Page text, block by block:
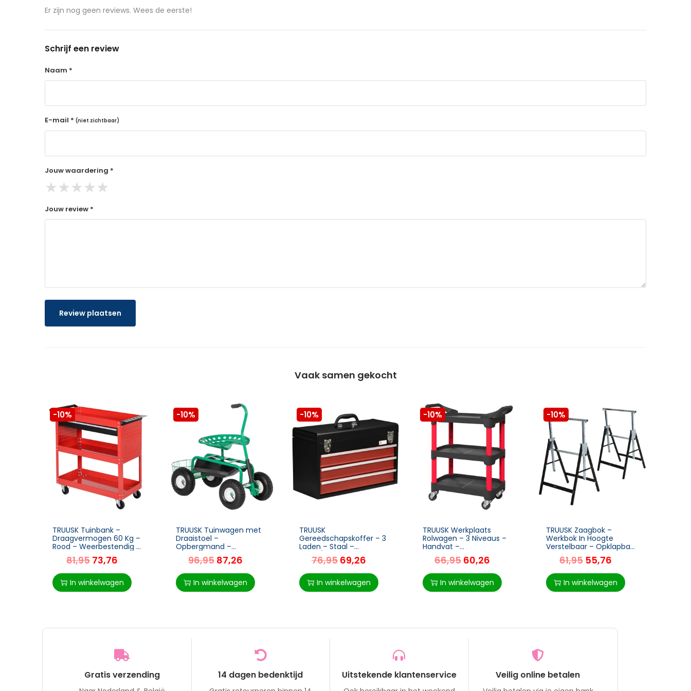
aangeschafte product terug naar de koper.
14 dagen retourtermijn
Binnen 14 dagen een terugbetaling na ontvangst van retour
De terugbetaling wordt gedaan via de betaalmethode waarmee de bestelling is gedaan
Er zijn nog geen reviews. Wees de eerste!
Schrijf een review
Naam *
E-mail * (niet zichtbaar)
Jouw waardering *
★★★★★
Jouw review *
Review plaatsen
Vaak samen gekocht
-10%
TRUUSK Tuinbank –
Draagvermogen 60 Kg –
Rood – Weerbestendig –
Stabiel – Voor Tuin &
Terras81,95 73,76
In winkelwagen
-10%
TRUUSK Tuinwagen met
Draaistoel –
Opbergmand –
Verstelbare Hoogte – 150
kg Draagvermogen –
Groen – 81 x 44,5 x 46-59
cm
96,95 87,26
In winkelwagen
-10%
TRUUSK
Gereedschapskoffer – 3
Laden – Staal –
Zwart/Rood – Handvat –
Slot – Praktisch en Handig
76,95 69,26
In winkelwagen
-10%
TRUUSK Werkplaats
Rolwagen – 3 Niveaus –
Handvat –
Montagewagen Voor
Garage – Magazijn – Max.
68 kg Draagvermogen –
Zwart
66,95 60,26
In winkelwagen
-10%
TRUUSK Zaagbok –
Werkbok In Hoogte
Verstelbaar – Opklapbaar
– Metaal – Zwart – 68 x
56 x 80-130 cm –
Draagvermogen 200 kg
61,95 55,76
In winkelwagen
Gratis verzending 14 dagen bedenktijd Uitstekende klantenservice Veilig online betalen